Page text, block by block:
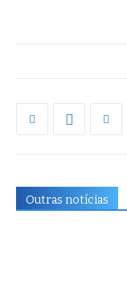
Outras notícias